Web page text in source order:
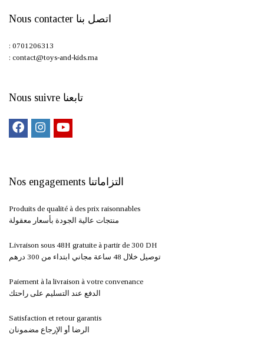
Nous contacter اتصل بنا
: 0701206313
: contact@toys-and-kids.ma
Nous suivre تابعنا
Nos engagements التزاماتنا
Produits de qualité à des prix raisonnables
منتجات عالية الجودة بأسعار معقولة
Livraison sous 48H gratuite à partir de 300 DH ​
توصيل خلال 48 ساعة مجاني ابتداء من 300 درهم
Paiement à la livraison à votre convenance
الدفع عند التسليم على راحتك
Satisfaction et retour garantis
الرضا أو الإرجاع مضمونان